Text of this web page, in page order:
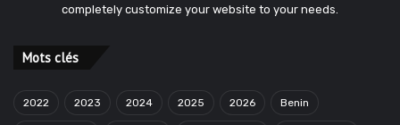
completely customize your website to your needs.
Mots clés
2022 2023 2024 2025 2026 Benin